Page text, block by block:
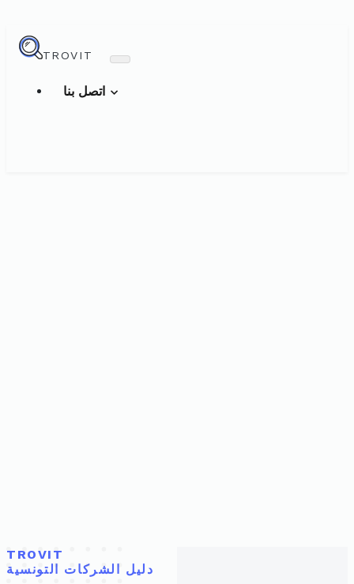
TROVIT
TROVIT
دليل الشركات التونسية